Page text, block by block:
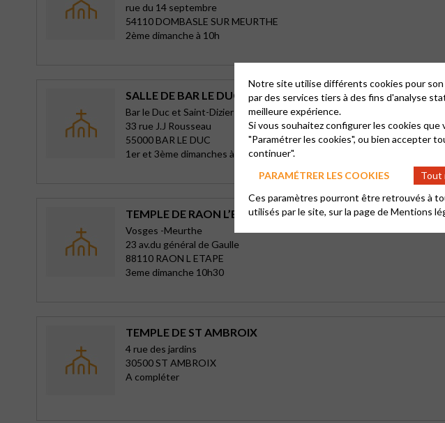
rue du 14 septembre
54110 DOMBASLE SUR MEURTHE
2ème dimanche à 10h
SALLE DE BAR LE DUC
Bar le Duc et Saint-Dizier
33 rue J.J Rousseau
55000 BAR LE DUC
1er et 3ème dimanches à 10h30
TEMPLE DE RAON L’ETAPE
Vosges -Meurthe
23 av.du général de Gaulle
88110 RAON L ETAPE
3eme dimanche 10h30
TEMPLE DE ST AMBROIX
4 rue des jardins
30500 ST AMBROIX
A compléter
Notre site utilise différents cookies pour
par des services tiers à des fins d'analyse
meilleure expérience.
Si vous souhaitez configurer les cookies
"Paramétrer les cookies", ou bien accepter
continuer".
PARAMÉTRER LES COOKIES
Tout
Ces paramètres pourront être retrouvés à
utilisés par le site, sur la page deMentions